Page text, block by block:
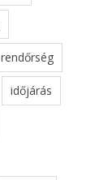
rendőrség
időjárás